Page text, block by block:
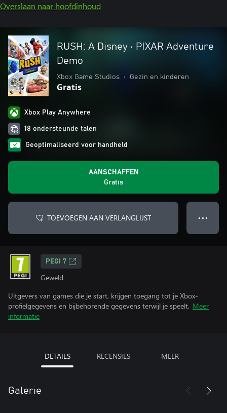
Overslaan naar hoofdinhoud
RUSH: A Disney • PIXAR Adventure
Demo
Xbox Game Studios • Gezin en kinderen
Gratis
Xbox Play Anywhere
18 ondersteunde talen
Geoptimaliseerd voor handheld
AANSCHAFFEN
Gratis
TOEVOEGEN AAN VERLANGLIJST ● ● ●
PEGI 7
Geweld
Uitgevers van games die je start, krijgen toegang tot je Xbox-
profielgegevens en bijbehorende gegevens terwijl je speelt. Meer
informatie
DETAILS RECENSIES MEER
Galerie